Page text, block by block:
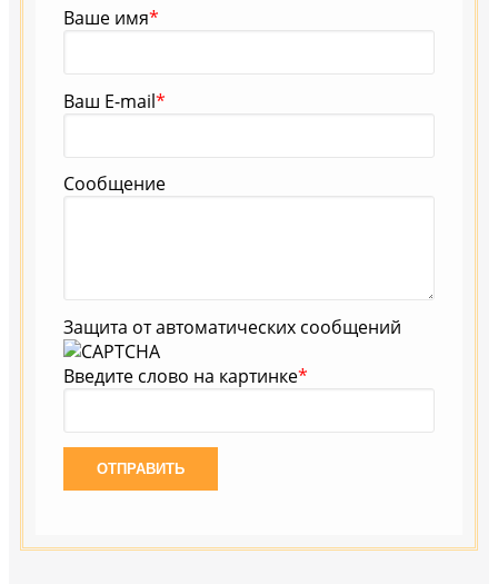
Ваше имя*
Ваш E-mail*
Сообщение
Защита от автоматических сообщений
Введите слово на картинке*